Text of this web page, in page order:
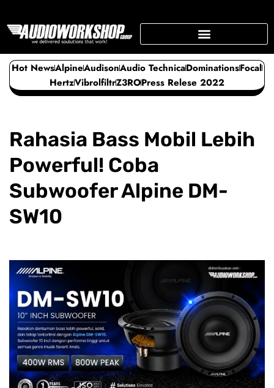
to
content
Hot NewsAlpineAudisonAudio TechnicaDominationsFocal
HertzVibrolfiltrZ3ROPress Relese 2022
Rahasia Bass Mobil Lebih
Powerful! Coba
Subwoofer Alpine DM-
SW10